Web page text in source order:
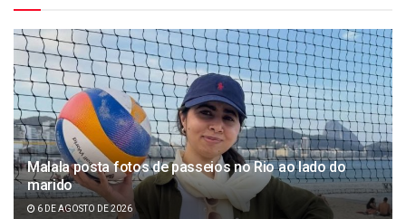
Malala posta fotos de passeios no Rio ao lado do
marido
6 DE AGOSTO DE 2026